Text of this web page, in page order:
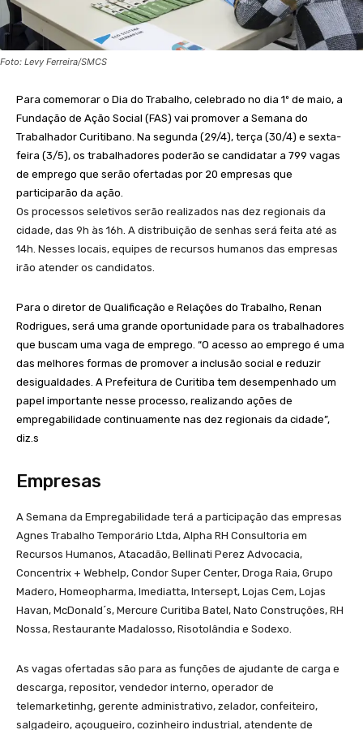
Foto: Levy Ferreira/SMCS
Para comemorar o Dia do Trabalho, celebrado no dia 1º de maio, a
Fundação de Ação Social (FAS) vai promover a Semana do
Trabalhador Curitibano. Na segunda (29/4), terça (30/4) e sexta-
feira (3/5), os trabalhadores poderão se candidatar a 799 vagas
de emprego que serão ofertadas por 20 empresas que
participarão da ação.
Os processos seletivos serão realizados nas dez regionais da
cidade, das 9h às 16h. A distribuição de senhas será feita até as
14h. Nesses locais, equipes de recursos humanos das empresas
irão atender os candidatos.
Para o diretor de Qualificação e Relações do Trabalho, Renan
Rodrigues, será uma grande oportunidade para os trabalhadores
que buscam uma vaga de emprego. “O acesso ao emprego é uma
das melhores formas de promover a inclusão social e reduzir
desigualdades. A Prefeitura de Curitiba tem desempenhado um
papel importante nesse processo, realizando ações de
empregabilidade continuamente nas dez regionais da cidade”,
diz.s
Empresas
A Semana da Empregabilidade terá a participação das empresas
Agnes Trabalho Temporário Ltda, Alpha RH Consultoria em
Recursos Humanos, Atacadão, Bellinati Perez Advocacia,
Concentrix + Webhelp, Condor Super Center, Droga Raia, Grupo
Madero, Homeopharma, Imediatta, Intersept, Lojas Cem, Lojas
Havan, McDonald´s, Mercure Curitiba Batel, Nato Construções, RH
Nossa, Restaurante Madalosso, Risotolândia e Sodexo.
As vagas ofertadas são para as funções de ajudante de carga e
descarga, repositor, vendedor interno, operador de
telemarketinhg, gerente administrativo, zelador, confeiteiro,
salgadeiro, açougueiro, cozinheiro industrial, atendente de